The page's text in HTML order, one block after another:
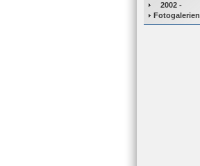
2002 -
Fotogalerien